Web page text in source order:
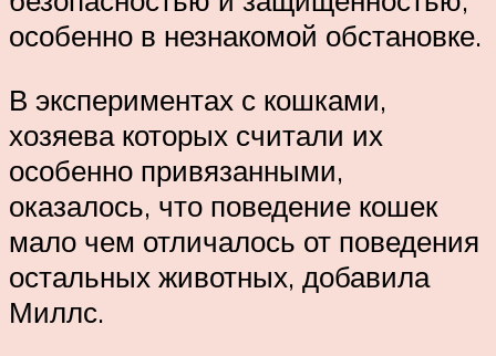
особенно в незнакомой обстановке.
В экспериментах с кошками,
хозяева которых считали их
особенно привязанными,
оказалось, что поведение кошек
мало чем отличалось от поведения
остальных животных, добавила
Миллс.